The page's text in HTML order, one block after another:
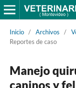
Inicio / Archivos /
Reportes de caso
Manejo
caninos y